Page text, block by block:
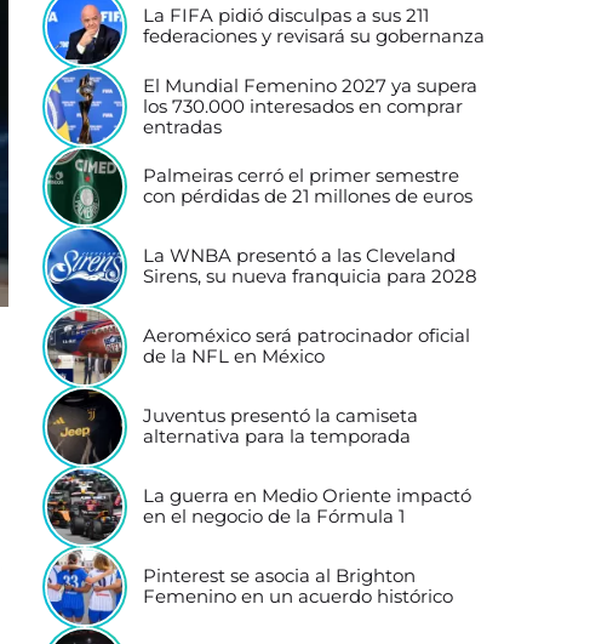
La FIFA pidió disculpas a sus 211
federaciones y revisará su gobernanza
El Mundial Femenino 2027 ya supera
los 730.000 interesados en comprar
entradas
Palmeiras cerró el primer semestre
con pérdidas de 21 millones de euros
La WNBA presentó a las Cleveland
Sirens, su nueva franquicia para 2028
Aeroméxico será patrocinador oficial
de la NFL en México
Juventus presentó la camiseta
alternativa para la temporada
La guerra en Medio Oriente impactó
en el negocio de la Fórmula 1
Pinterest se asocia al Brighton
Femenino en un acuerdo histórico